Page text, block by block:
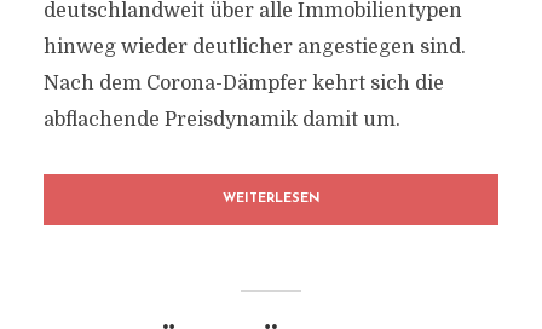
deutschlandweit über alle Immobilientypen
hinweg wieder deutlicher angestiegen sind.
Nach dem Corona-Dämpfer kehrt sich die
abflachende Preisdynamik damit um.
WEITERLESEN